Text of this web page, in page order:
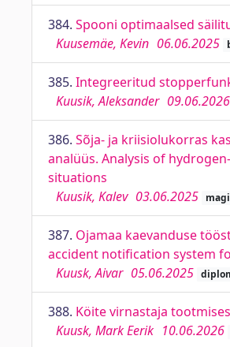
384. Spooni optimaalsed
Kuusemäe, Kevin 06.06.2025
385. Integreeritud
Kuusik, Aleksander 09.06.2026
386. Sõja- ja kriisiolukorras
analüüs. Analysis of
situations
Kuusik, Kalev 03.06.2025
387. Ojamaa kaevanduse
accident notification system
Kuusk, Aivar 05.06.2025
388. Köite virnastaja
Kuusk, Mark Eerik 10.06.2026